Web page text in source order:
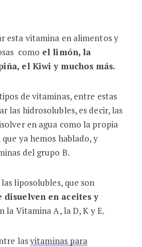
esta vitamina en alimentos y
como el limón, la
el Kiwi y muchos más.
de vitaminas, entre estas
las hidrosolubles, es decir, las
en agua como la propia
ya hemos hablado, y
del grupo B.
liposolubles, que son
disuelven en aceites y
la Vitamina A, la D, K y E.
lasvitaminas para